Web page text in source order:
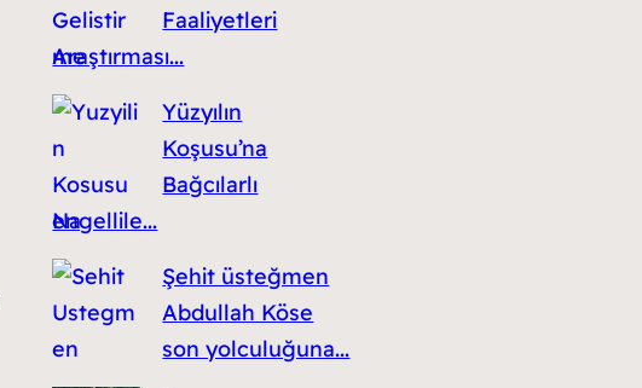
Faaliyetleri
Araştırması...
Yüzyılın
Koşusu’na
Bağcılarlı
engellile...
Şehit üsteğmen
Abdullah Köse
son yolculuğuna...